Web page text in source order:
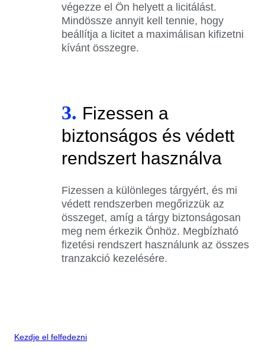
végezze el Ön helyett a licitálást.
Mindössze annyit kell tennie, hogy
beállítja a licitet a maximálisan kifizetni
kívánt összegre.
3. Fizessen a
biztonságos és védett
rendszert használva
Fizessen a különleges tárgyért, és mi
védett rendszerben megőrizzük az
összeget, amíg a tárgy biztonságosan
meg nem érkezik Önhöz. Megbízható
fizetési rendszert használunk az összes
tranzakció kezelésére.
Kezdje el felfedezni